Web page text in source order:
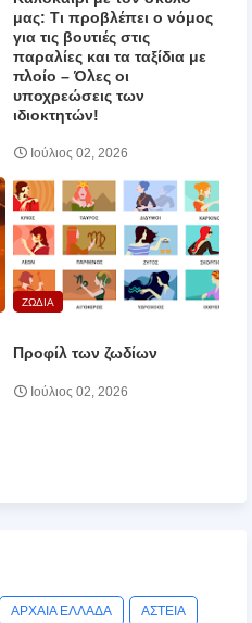
μας: Τι προβλέπει ο νόμος
για τις βουτιές στις
παραλίες και τα ταξίδια με
πλοίο – Όλες οι
υποχρεώσεις των
ιδιοκτητών!
Ιούλιος 02, 2026
ΖΩΔΙΑ
Προφίλ των ζωδίων
Ιούλιος 02, 2026
ΑΡΧΑΙΑ ΕΛΛΑΔΑ ΑΣΤΕΙΑ